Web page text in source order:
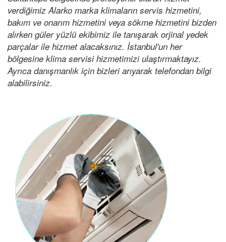
verdiğimiz Alarko marka klimaların servis hizmetini,
bakım ve onarım hizmetini veya sökme hizmetini bizden
alırken güler yüzlü ekibimiz ile tanışarak orjinal yedek
parçalar ile hizmet alacaksınız. İstanbul'un her
bölgesine klima servisi hizmetimizi ulaştırmaktayız.
Ayrıca danışmanlık için bizleri arıyarak telefondan bilgi
alabilirsiniz.